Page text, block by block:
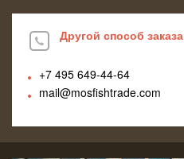
Другой способ заказа
+7 495 649-44-64
mail@mosfishtrade.com